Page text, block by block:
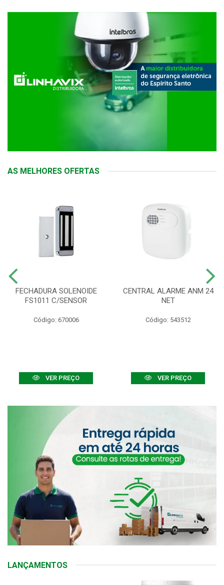
AS MELHORES OFERTAS
FECHADURA SOLENOIDE
FS1011 C/SENSOR
Código: 670006
VER PREÇO
CENTRAL ALARME ANM 24
NET
Código: 543512
VER PREÇO
LANÇAMENTOS